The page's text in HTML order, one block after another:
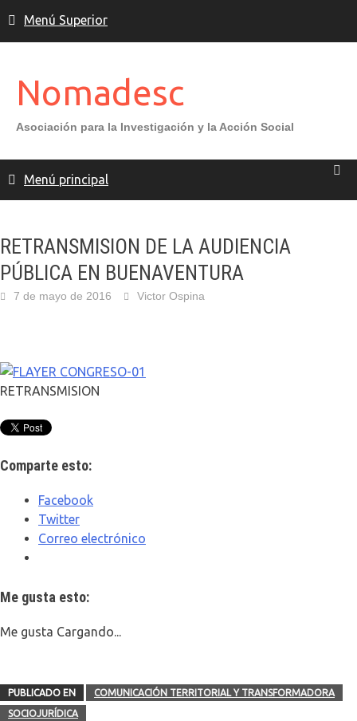
al
contenido
Menú Superior
Nomadesc
Asociación para la Investigación y la Acción Social
Menú principal
RETRANSMISION DE LA AUDIENCIA
PÚBLICA EN BUENAVENTURA
7 de mayo de 2016 Victor Ospina
RETRANSMISION
Comparte esto:
Facebook
Twitter
Correo electrónico
Me gusta esto:
Me gusta Cargando...
PUBLICADO EN
COMUNICACIÓN TERRITORIAL Y TRANSFORMADORA
SOCIOJURÍDICA